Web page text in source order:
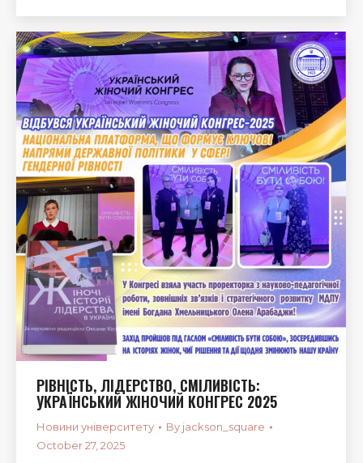
РІВНІСТЬ, ЛІДЕРСТВО, СМІЛИВІСТЬ:
УКРАЇНСЬКИЙ ЖІНОЧИЙ КОНГРЕС 2025
Новини університету By jackson_square
October 27, 2025